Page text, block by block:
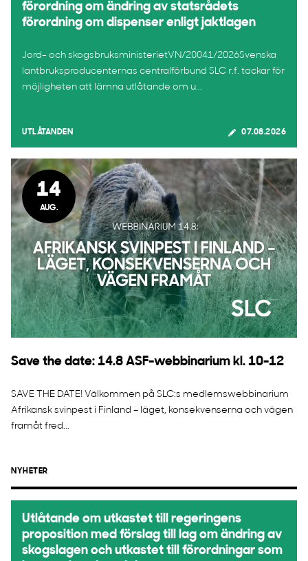
förordning om ändring av statsrådets
förordning om dispenser enligt jaktlagen
Jord- och skogsbruksministerietVN/20041/2026Svenska
lantbruksproducenternas centralförbund SLC r.f. tackar för
möjligheten att lämna utlåtande om u...
UTLÅTANDEN 07.08.2026
14
AUG.
Save the date: 14.8 ASF-webbinarium kl. 10-12
SAVE THE DATE! Välkommen på SLC:s medlemswebbinarium
Afrikansk svinpest i Finland – läget, konsekvenserna och vägen
framåt fred...
NYHETER
Utlåtande om utkastet till regeringens
proposition med förslag till lag om ändring av
skogslagen och utkastet till förordningar som